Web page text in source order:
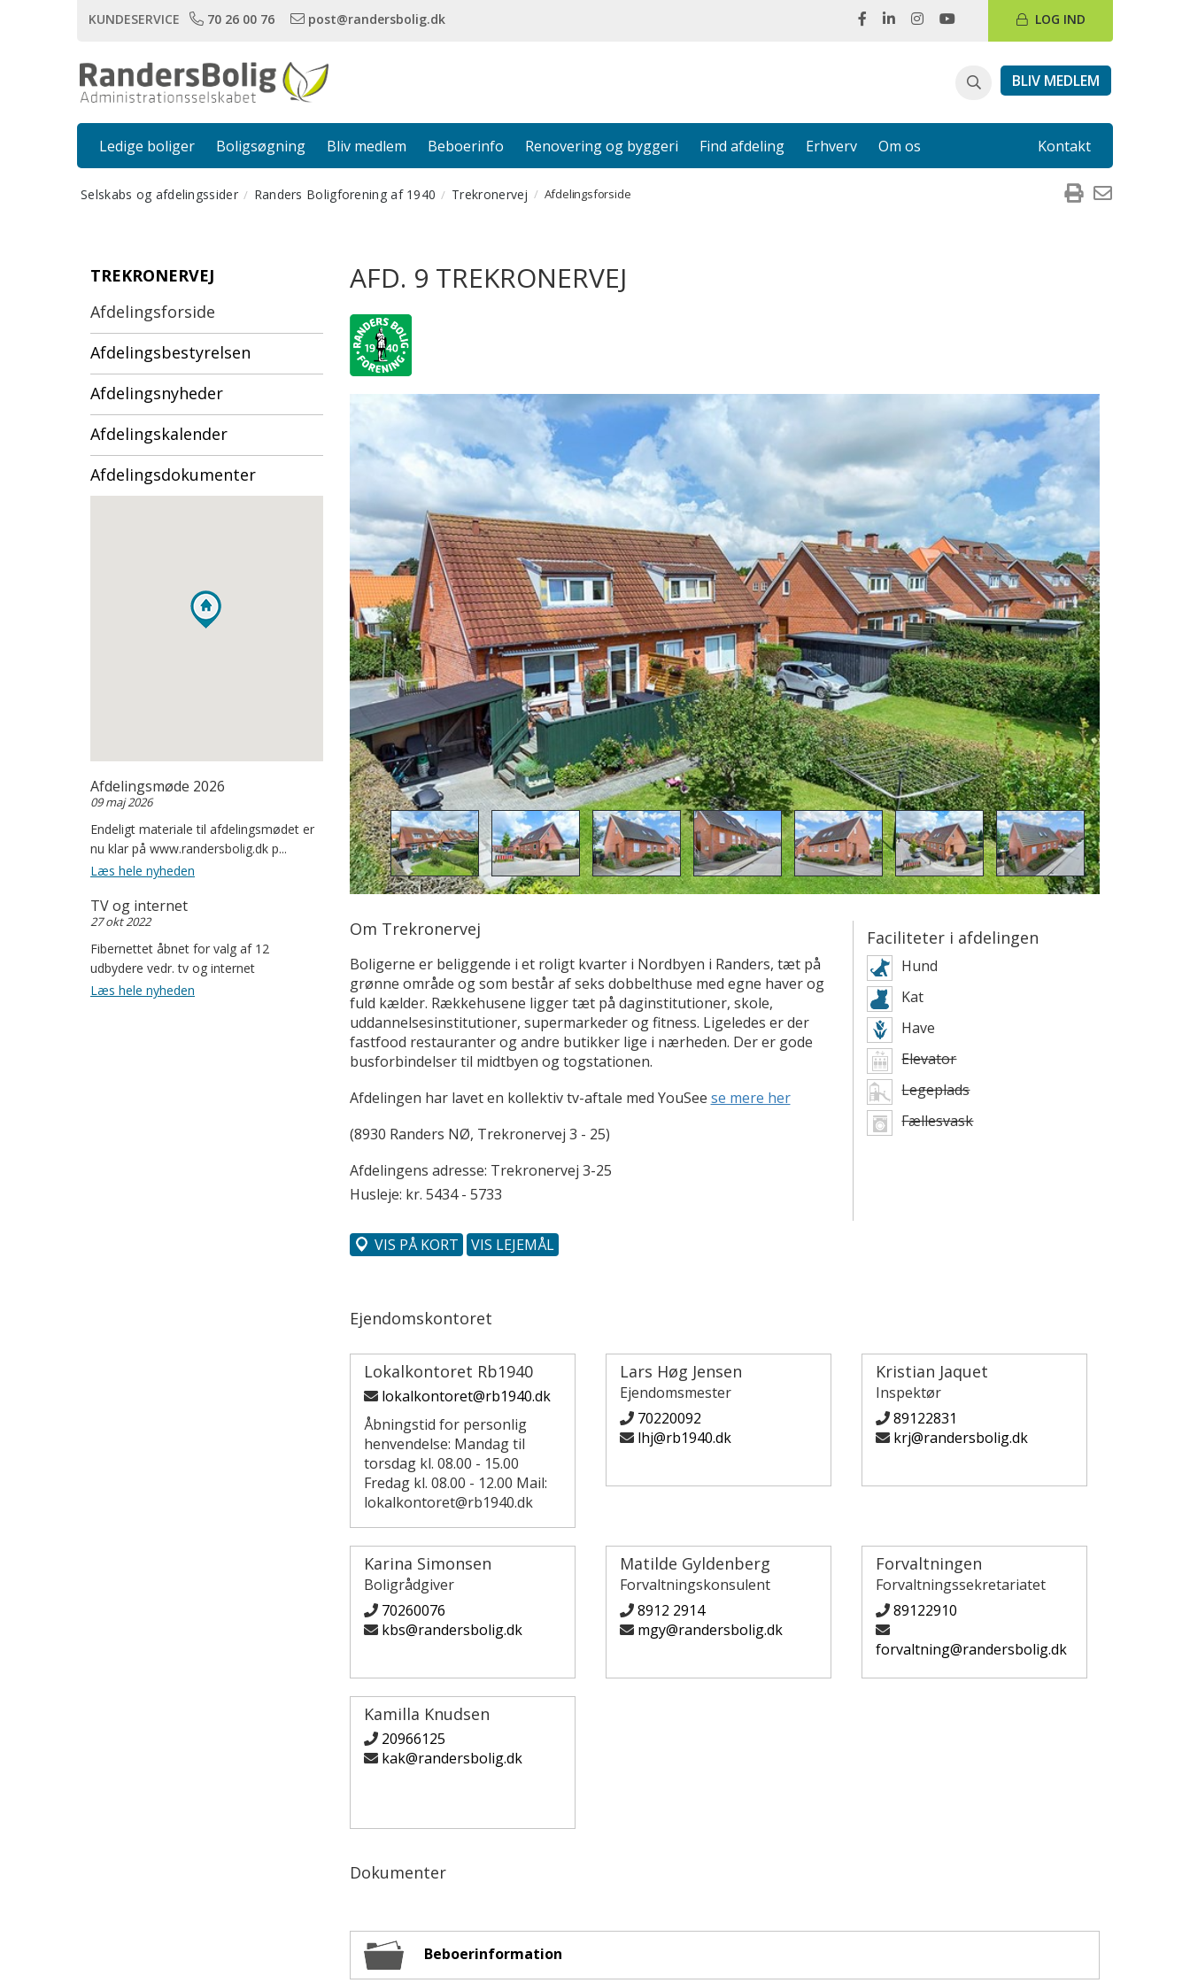
KUNDESERVICE 70 26 00 76 post@randersbolig.dk LOG IND
BLIV MEDLEM
Ledige boliger Boligsøgning Bliv medlem Beboerinfo Renovering og byggeri Find afdeling Erhverv Om os Kontakt
Selskabs og afdelingssider Randers Boligforening af 1940 Trekronervej Afdelingsforside
TREKRONERVEJ
Afdelingsforside
Afdelingsbestyrelsen
Afdelingsnyheder
Afdelingskalender
Afdelingsdokumenter
Afdelingsmøde 2026
09 maj 2026
Endeligt materiale til afdelingsmødet er
nu klar på www.randersbolig.dk p...
Læs hele nyheden
TV og internet
27 okt 2022
Fibernettet åbnet for valg af 12
udbydere vedr. tv og internet
Læs hele nyheden
AFD. 9 TREKRONERVEJ
Om Trekronervej
Boligerne er beliggende i et roligt kvarter i Nordbyen i Randers, tæt på
grønne område og som består af seks dobbelthuse med egne haver og
fuld kælder. Rækkehusene ligger tæt på daginstitutioner, skole,
uddannelsesinstitutioner, supermarkeder og fitness. Ligeledes er der
fastfood restauranter og andre butikker lige i nærheden. Der er gode
busforbindelser til midtbyen og togstationen.
Afdelingen har lavet en kollektiv tv-aftale med YouSee se mere her
(8930 Randers NØ, Trekronervej 3 - 25)
Afdelingens adresse: Trekronervej 3-25
Husleje: kr. 5434 - 5733
Faciliteter i afdelingen
Hund
Kat
Have
Elevator
Legeplads
Fællesvask
VIS PÅ KORT VIS LEJEMÅL
Ejendomskontoret
Lokalkontoret Rb1940
lokalkontoret@rb1940.dk
Åbningstid for personlig
henvendelse: Mandag til
torsdag kl. 08.00 - 15.00
Fredag kl. 08.00 - 12.00 Mail:
lokalkontoret@rb1940.dk
Lars Høg Jensen
Ejendomsmester
70220092
lhj@rb1940.dk
Kristian Jaquet
Inspektør
89122831
krj@randersbolig.dk
Karina Simonsen
Boligrådgiver
70260076
kbs@randersbolig.dk
Matilde Gyldenberg
Forvaltningskonsulent
8912 2914
mgy@randersbolig.dk
Forvaltningen
Forvaltningssekretariatet
89122910
forvaltning@randersbolig.dk
Kamilla Knudsen
20966125
kak@randersbolig.dk
Dokumenter
Beboerinformation